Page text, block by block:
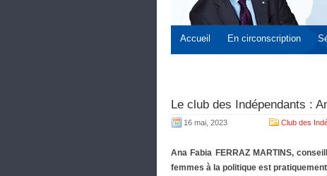
Accueil En circonscription
Le club des Indépendants :
16 mai, 2023 Club des
Ana Fabia FERRAZ MARTINS,
femmes à la politique est